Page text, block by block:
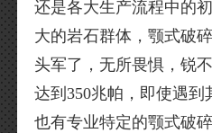
还是各大生产流程中的
大的岩石群体，颚式破
头军了，无所畏惧，锐
达到350兆帕，即使遇到
也有专业特定的颚式破